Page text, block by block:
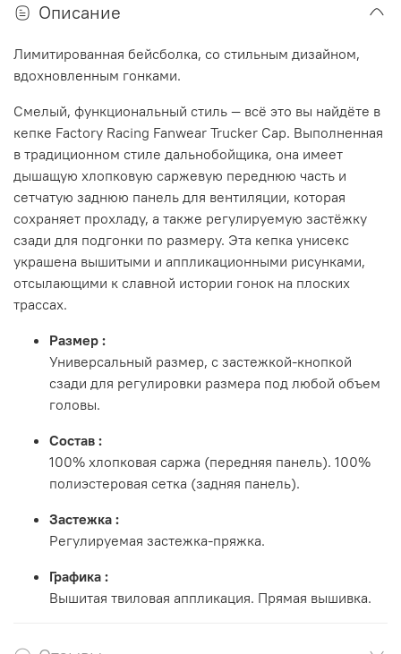
Описание
Лимитированная бейсболка, со стильным дизайном,
вдохновленным гонками.
Смелый, функциональный стиль — всё это вы найдёте в
кепке Factory Racing Fanwear Trucker Cap. Выполненная
в традиционном стиле дальнобойщика, она имеет
дышащую хлопковую саржевую переднюю часть и
сетчатую заднюю панель для вентиляции, которая
сохраняет прохладу, а также регулируемую застёжку
сзади для подгонки по размеру. Эта кепка унисекс
украшена вышитыми и аппликационными рисунками,
отсылающими к славной истории гонок на плоских
трассах.
Размер :
Универсальный размер, с застежкой-кнопкой
сзади для регулировки размера под любой объем
головы.
Состав :
100% хлопковая саржа (передняя панель). 100%
полиэстеровая сетка (задняя панель).
Застежка :
Регулируемая застежка-пряжка.
Графика :
Вышитая твиловая аппликация. Прямая вышивка.